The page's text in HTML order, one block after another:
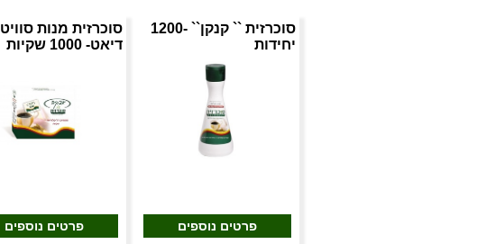
סוכרזית `` קנקן`` -1200
יחידות
פרטים נוספים
סוכרזית מנות סוויט
דיאט- 1000 שקיות
פרטים נוספים